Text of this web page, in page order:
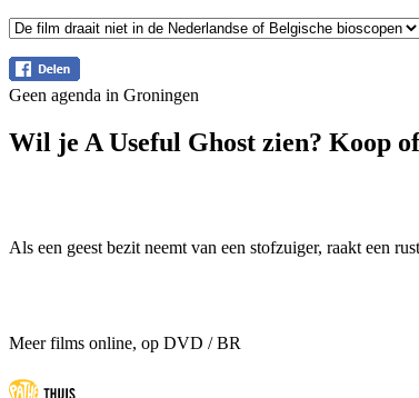
Geen agenda in Groningen
Wil je A Useful Ghost zien? Koop
Als een geest bezit neemt van een stofzuiger, raakt een
Meer films online, op DVD / BR